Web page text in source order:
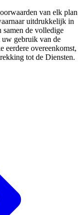
van elk plan
uitdrukkelijk in
de volledige
uw gebruik van de
eerdere overeenkomst,
tot de Diensten.